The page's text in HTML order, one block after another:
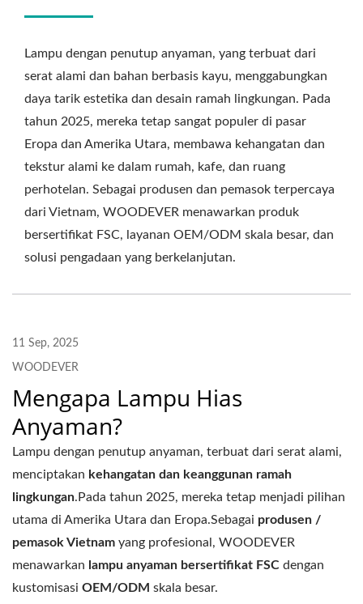
Lampu dengan penutup anyaman, yang terbuat dari
serat alami dan bahan berbasis kayu, menggabungkan
daya tarik estetika dan desain ramah lingkungan. Pada
tahun 2025, mereka tetap sangat populer di pasar
Eropa dan Amerika Utara, membawa kehangatan dan
tekstur alami ke dalam rumah, kafe, dan ruang
perhotelan. Sebagai produsen dan pemasok terpercaya
dari Vietnam, WOODEVER menawarkan produk
bersertifikat FSC, layanan OEM/ODM skala besar, dan
solusi pengadaan yang berkelanjutan.
11 Sep, 2025
WOODEVER
Mengapa Lampu Hias
Anyaman?
Lampu dengan penutup anyaman, terbuat dari serat alami,
menciptakan kehangatan dan keanggunan ramah
lingkungan.Pada tahun 2025, mereka tetap menjadi pilihan
utama di Amerika Utara dan Eropa.Sebagai produsen /
pemasok Vietnam yang profesional, WOODEVER
menawarkan lampu anyaman bersertifikat FSC dengan
kustomisasi OEM/ODM skala besar.